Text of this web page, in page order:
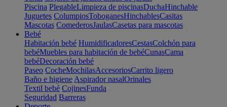
Piscina PlegableLimpieza de piscinasDuchaHinchable
Juguetes ColumpiosToboganesHinchablesCasitas
Mascotas ComederosJaulasCasetas para mascotas
Bebé
Habitación bebé HumidificadoresCestasColchón para
bebéMuebles para habitación de bebéCunasCama
bebéDecoración bebé
Paseo CocheMochilasAccesoriosCarrito ligero
Baño e higiene Aspirador nasalOrinales
Textil bebé CojinesFunda
Seguridad Barreras